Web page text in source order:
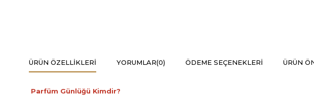
ÜRÜN ÖZELLIKLERI YORUMLAR(0) ÖDEME SEÇENEKLERI ÜRÜN
Parfüm Günlüğü Kimdir?